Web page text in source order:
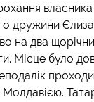
дружини
на два
Місце було